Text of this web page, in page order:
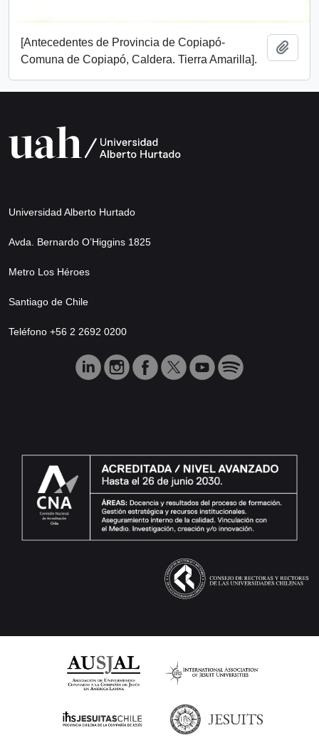
[Antecedentes de Provincia de Copiapó-
Comuna de Copiapó, Caldera. Tierra Amarilla].
Universidad Alberto Hurtado
Avda. Bernardo O’Higgins 1825
Metro Los Héroes
Santiago de Chile
Teléfono +56 2 2692 0200